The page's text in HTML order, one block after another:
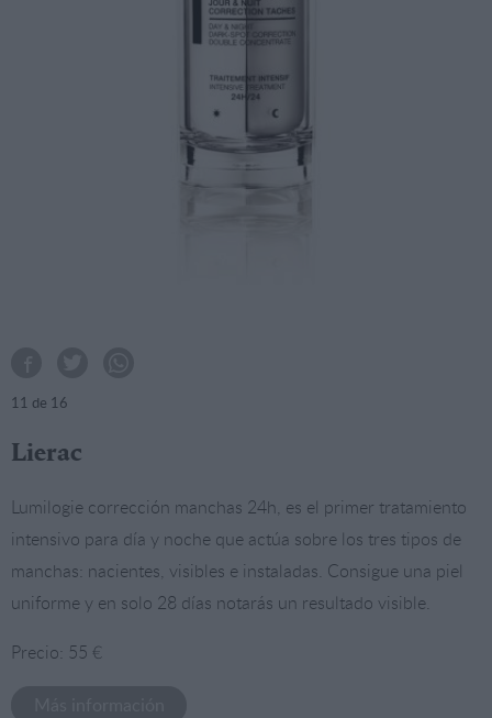
11 de 16
Lierac
Lumilogie corrección manchas 24h, es el primer tratamiento
intensivo para día y noche que actúa sobre los tres tipos de
manchas: nacientes, visibles e instaladas. Consigue una piel
uniforme y en solo 28 días notarás un resultado visible.
Precio: 55 €